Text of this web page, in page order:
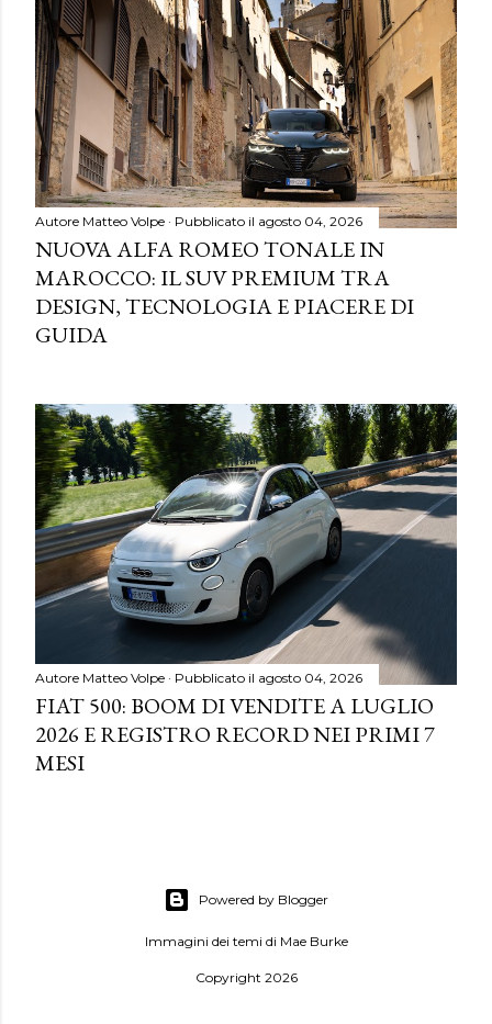
Autore Matteo Volpe Pubblicato il agosto 04, 2026
NUOVA ALFA ROMEO TONALE IN
MAROCCO: IL SUV PREMIUM TRA
DESIGN, TECNOLOGIA E PIACERE DI
GUIDA
Autore Matteo Volpe Pubblicato il agosto 04, 2026
FIAT 500: BOOM DI VENDITE A LUGLIO
2026 E REGISTRO RECORD NEI PRIMI 7
MESI
Powered by Blogger
Immagini dei temi di Mae Burke
Copyright 2026